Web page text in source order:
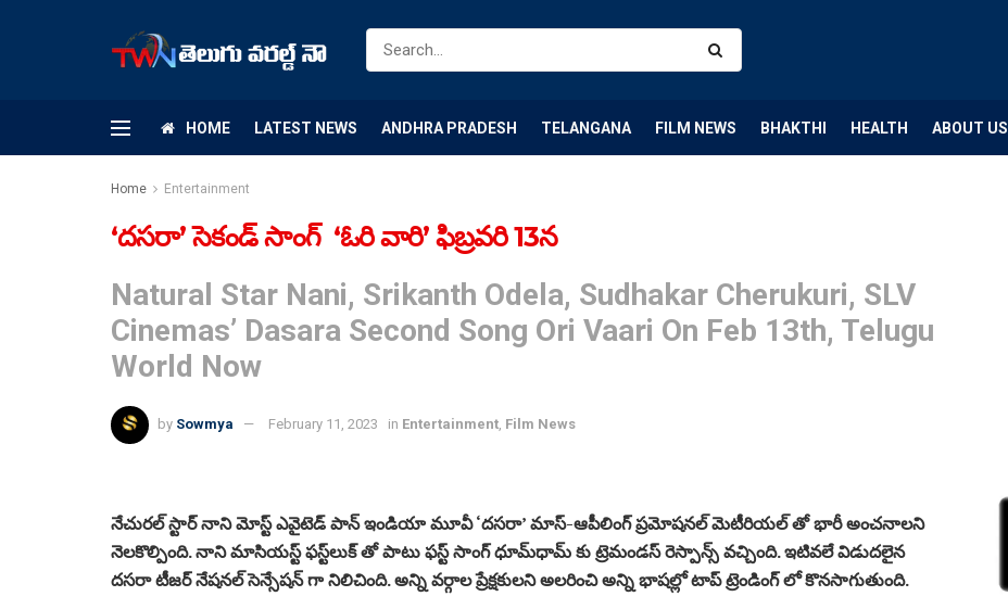
HOME LATEST NEWS ANDHRA PRADESH TELANGANA FILM NEWS BHAKTHI HEALTH ABOUT US
Home Entertainment
‘దసరా’ సెకండ్ సాంగ్ ‘ఓరి వారి’ ఫిబ్రవరి 13న
Natural Star Nani, Srikanth Odela, Sudhakar Cherukuri, SLV
Cinemas’ Dasara Second Song Ori Vaari On Feb 13th, Telugu
World Now
by Sowmya February 11, 2023 in Entertainment, Film News
నేచురల్ స్టార్ నాని మోస్ట్ ఎవైటెడ్ పాన్ ఇండియా మూవీ ‘దసరా’ మాస్-ఆపీలింగ్ ప్రమోషనల్ మెటీరియల్ తో భారీ అంచనాలని
నెలకొల్పింది. నాని మాసియస్ట్ ఫస్ట్‌లుక్‌ తో పాటు ఫస్ట్‌ సాంగ్‌ ధూమ్‌ధామ్‌ కు ట్రెమండస్ రెస్పాన్స్ వచ్చింది. ఇటివలే విడుదలైన
దసరా టీజర్ నేషనల్ సెన్సేషన్ గా నిలిచింది. అన్ని వర్గాల ప్రేక్షకులని అలరించి అన్ని భాషల్లో టాప్ ట్రెండింగ్ లో కొనసాగుతుంది.